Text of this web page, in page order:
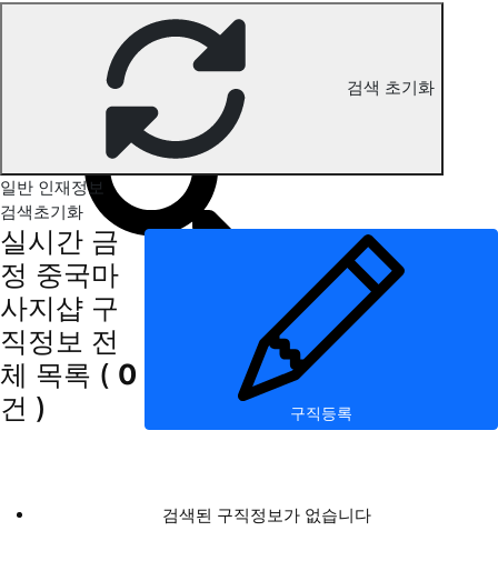
금정 중국마사지 구직정보 검색 초기화
일반 인재정보
검색초기화
실시간 금
정 중국마
사지샵 구
직정보 전
체 목록 ( 0
건 )
구직등록
검색된 구직정보가 없습니다